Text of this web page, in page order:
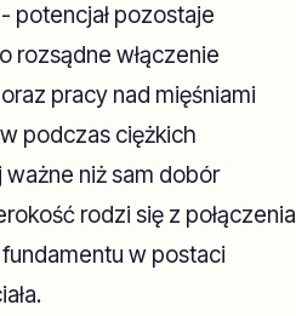
potencjał pozostaje
rozsądne włączenie
pracy nad mięśniami
podczas ciężkich
ważne niż sam dobór
rodzi się z połączenia
w postaci